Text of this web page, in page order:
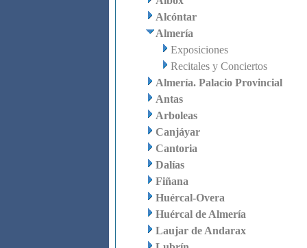
Alcóntar
Almería
Exposiciones
Recitales y Conciertos
Almería. Palacio Provincial
Antas
Arboleas
Canjáyar
Cantoria
Dalías
Fiñana
Huércal-Overa
Huércal de Almería
Laujar de Andarax